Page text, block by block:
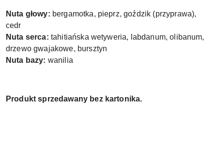
Nuta głowy: bergamotka, pieprz, goździk (przyprawa),
cedr
Nuta serca: tahitiańska wetyweria, labdanum, olibanum,
drzewo gwajakowe, bursztyn
Nuta bazy: wanilia
Produkt sprzedawany bez kartonika.